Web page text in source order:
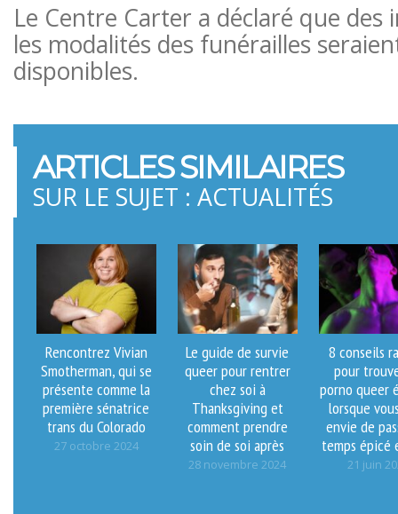
Le Centre Carter a déclaré que
les modalités des funérailles
disponibles.
ARTICLES SIMILAIRES
SUR LE SUJET : ACTUALITÉS
Rencontrez Vivian
Smotherman, qui se
présente comme la
première sénatrice
trans du Colorado
27 octobre 2024
Le guide de survie
queer pour rentrer
chez soi à
Thanksgiving et
comment prendre
soin de soi après
28 novembre 2024
8 conseils
pour
porno queer
lorsque
envie de
temps épicé
21 juin